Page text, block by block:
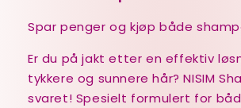
Spar penger og kjøp både
Er du på jakt etter en effektiv
tykkere og sunnere hår? NISIM
svaret! Spesielt formulert for